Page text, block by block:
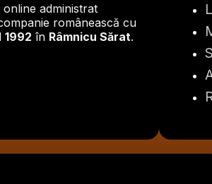
administrat
românească cu
1992 în Râmnicu Sărat.